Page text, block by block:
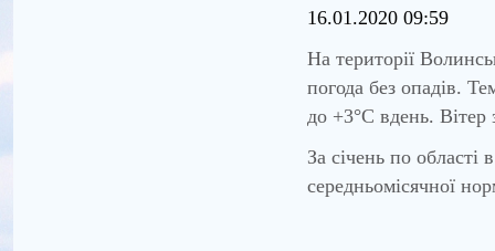
16.01.2020 09:59
На території
погода без опадів.
до +3°С вдень.
За січень по
середньомісячної